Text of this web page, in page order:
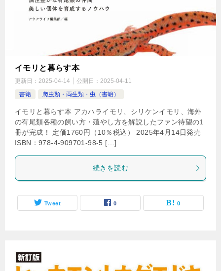
イモリと暮らす本
更新日： 2025-04-14 公開日： 2025-04-11
書籍
爬虫類・両生類・虫（書籍）
イモリと暮らす本 アカハライモリ、シリケンイモリ、海外
の有尾類各種の飼い方・殖やし方を解説したファン待望の1
冊が完成！ 定価1760円（10％税込） 2025年4月14日発売
ISBN：978-4-909701-98-5 […]
続きを読む
Tweet 0 0